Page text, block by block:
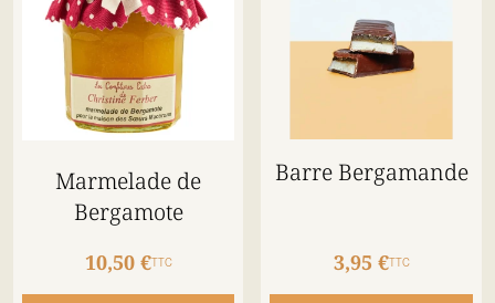
Marmelade de
Bergamote
10,50 €TTC
Barre Bergamande
3,95 €TTC